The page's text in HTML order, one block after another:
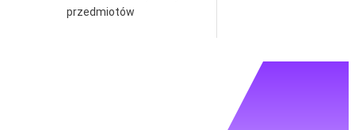
przedmiotów